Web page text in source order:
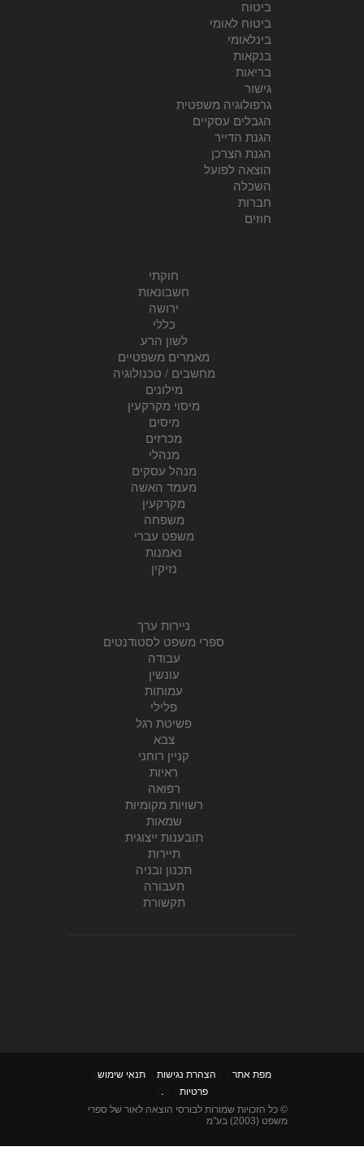
ביטוח לאומי
בינלאומי
בנקאות
בריאות
גרפולוגיה משפטית
הגבלים עסקיים
הגנת הדייר
הגנת הצרכן
הוצאה לפועל
השכלה
חשבונאות
לשון הרע
מאמרים משפטיים
מחשבים / טכנולוגיה
מילונים
מיסוי מקרקעין
מכרזים
מנהל עסקים
מעמד האשה
מקרקעין
משפחה
משפט עברי
נאמנות
ניירות ערך
ספרי משפט לסטודנטים
עמותות
פשיטת רגל
קניין רוחני
רשויות מקומיות
שמאות
תובענות ייצוגית
תכנון ובניה
תעבורה
תקשורת
מפת אתר / הצהרת נגישות תנאי שימוש /
/
.
/
© כל הזכויות שמורות לבורסי הוצאה לאור של ספרי